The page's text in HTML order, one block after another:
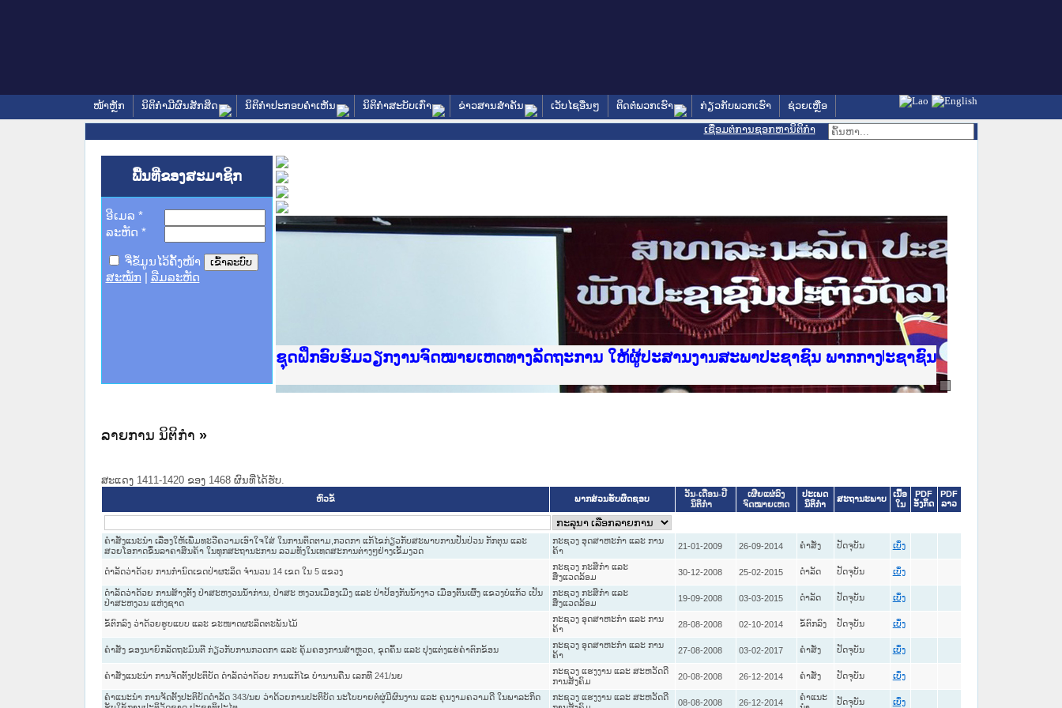
ໜ້າຫຼັກ ນິຕິກໍາມີຜົນສັກສິດ ນິຕິກໍາປະກອບຄໍາເຫັນ ນິຕິກໍາສະບັບເກົ່າ ຂ່າວສານສໍາຄັນ ເວັບໄຊອື່ນໆ ຕິດຕໍ່ພວກເຮົາ ກ່ຽວກັບພວກເຮົາ
ຊ່ວຍເຫຼືອ
ເຊື່ອມຕໍ່ການຊອກຫານິຕິກຳ
ພື້ນທີ່ຂອງສະມາຊິກ
ອີເມລ *
ລະຫັດ *
ຈື່ຂໍ້ມູນໄວ້ຄັ້ງໜ້າ
ສະໝັກ
ລືມລະຫັດ
Ministry of Justice Lao PDR
ເຜີຍແຜ່ວັບໄຊຈົດໝາຍເຫດທາງລັດຖະການ ແລະ ແອັບກົດໝາຍລາວ ທີ່ ສະຖາບັນຍຸຕິທຳແຫ່ງຊາດ
ກະຊວງຍຸຕິທຳ
ຊຸດຝຶກອົບຮົມວຽກງານຈົດໝາຍເຫດທາງລັດຖະການ ໃຫ້ຜູ້ປະສານງານສະພາປະຊາຊົນ ພາກເໜືອ
ກອງປະຊຸມທົບທວນຄືນການຈັດຕັ້ງປະຕິບັດວຽກງານຈົດໝາຍເຫດທາງລັດຖະການ
ຝຶກອົບຮົມ ຜູ່ປະສານງານວຽກງານຈົດໝາຍເຫດທາງລັດຖະການ ສຳລັບ ພາກກາງ
ຝຶກອົບຮົມ ຜູ່ປະສານງານວຽກງານຈົດໝາຍເຫດທາງລັດຖະການ ສຳລັບ ພາກໃຕ້
ເຜີຍແຜ່ແອັບກົດໝາຍລາວ ແລະ ເວັບໄຊຈົດໝາຍເຫດທາງລັດຖະການ ທີ່ ວິທະຍາຄານຕຳຫຼວດປະຊາຊົນ
ເຜີຍແຜ່ແອັບກົດໝາຍລາວ ແລະ ເວັບໄຊຈົດໝາຍເຫດທາງລັດຖະການ ທີ່ ວິທະຍາຄານສັນຕິບານປະຊາຊົນ
ຍົກລະດັບວຽກງານຈົດໝາຍເຫດທາງລັດຖະການໃຫ້ຜູ້ປະສານງານຂັ້ນແຂວງພາກເໜືອ
ຊຸດຝຶກອົບຮົມວຽກງານຈົດໝາຍເຫດທາງລັດຖະການ ໃຫ້ຜູ້ປະສານງານສະພາປະຊາຊົນ ພາກກາງ
ລາຍການ ນິຕິກໍາ »
ສະແດງ 1411-1420 ຂອງ 1468 ຜົນທີ່ໄດ້ຮັບ.
ຫົວຂໍ້ ພາກສ່ວນຮັບຜິດຊອບ
ວັນ-ເດືອນ-ປີ
ນິຕິກໍາ
ເຜີຍແຜ່ລົງ
ຈົດໝາຍເຫດ
ປະເພດ
ນິຕິກໍາ
ສະຖານະພາບ
ເນື້ອ
ໃນ
PDF
ອັງກິດ
PDF
ລາວ
ຄຳສັ່ງແນະນຳ ເລື່ອງໃຫ້ເພີ່ມທະວີຄວາມເອົາໃຈໃສ່ ໃນການຕິດຕາມ,ກວດກາ ແກ້ໄຂກ່ຽວກັບສະພາບການປັ່ນປ່ວນ ກັກຕຸນ ແລະ
ສວຍໂອກາດຂຶ້ນລາຄາສິນຄ້າ ໃນທຸກສະຖານະການ ລວມທັງໃນເທດສະການຕ່າງໆຢ່າງເຂັ້ມງວດ
ກະຊວງ ອຸດສາຫະກຳ ແລະ ການ
ຄ້າ
21-01-2009 26-09-2014 ຄໍາສັ່ງ ປັດຈຸບັນ ເບິ່ງ
ດຳລັດວ່າດ້ວຍ ການກຳນົດເຂດປ່າຜະລິດ ຈຳນວນ 14 ເຂດ ໃນ 5 ແຂວງ
ກະຊວງ ກະສິກຳ ແລະ
ສິ່ງແວດລ້ອມ
30-12-2008 25-02-2015 ດໍາລັດ ປັດຈຸບັນ ເບິ່ງ
ດຳລັດວ່າດ້ວຍ ການສ້າງຕັ້ງ ປ່າສະຫງວນນ້ຳກ່ານ, ປ່າສະ ຫງວນເມືອງເມີງ ແລະ ປ່າປ້ອງກັນນ້ຳງາວ ເມືອງຕົ້ນເຜິ້ງ ແຂວງບໍ່ແກ້ວ ເປັນ
ປ່າສະຫງວນ ແຫ່ງຊາດ
ກະຊວງ ກະສິກຳ ແລະ
ສິ່ງແວດລ້ອມ
19-09-2008 03-03-2015 ດໍາລັດ ປັດຈຸບັນ ເບິ່ງ
ຂໍ້ຕົກລົງ ວ່າດ້ວຍຮູບແບບ ແລະ ຂະໜາດຜະລິດຕະພັນໄມ້
ກະຊວງ ອຸດສາຫະກຳ ແລະ ການ
ຄ້າ
28-08-2008 02-10-2014 ຂໍ້ຕົກລົງ ປັດຈຸບັນ ເບິ່ງ
ຄຳສັ່ງ ຂອງນາຍົກລັດຖະມົນຕີ ກ່ຽວກັບການກວດກາ ແລະ ຄຸ້ມຄອງການສຳຫຼວດ, ຂຸດຄົ້ນ ແລະ ປຸງແຕ່ງແຮ່ຄຳຕົກຂ້ອນ
ກະຊວງ ອຸດສາຫະກຳ ແລະ ການ
ຄ້າ
27-08-2008 03-02-2017 ຄໍາສັ່ງ ປັດຈຸບັນ ເບິ່ງ
ຄໍາສັ່ງແນະນໍາ ການຈັດຕັ້ງປະຕິບັດ ດໍາລັດວ່າດ້ວຍ ການແກ້ໄຂ ບໍານານຄືນ ເລກທີ 241/ນຍ
ກະຊວງ ແຮງງານ ແລະ ສະຫວັດດີ
ການສັງຄົມ
20-08-2008 26-12-2014 ຄໍາສັ່ງ ປັດຈຸບັນ ເບິ່ງ
ຄໍາແນະນໍາ ການຈັດຕັ້ງປະຕິບັດດໍາລັດ 343/ນຍ ວ່າດ້ວຍການປະຕິບັດ ນະໂບບາຍຕໍ່ຜູ່ມີຜົນງານ ແລະ ຄຸນງາມຄວາມດີ ໃນພາລະກິດ
ກະຊວງ ແຮງງານ ແລະ ສະຫວັດດີ
08-08-2008 26-12-2014
ຄໍາແນະ
ປັດຈຸບັນ ເບິ່ງ